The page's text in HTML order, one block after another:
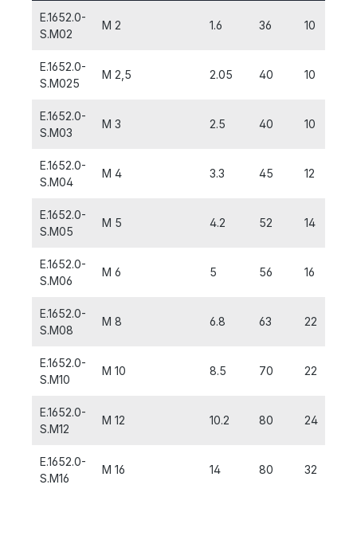
E.1652.0-
S.M02
M 2 1.6 36 10
E.1652.0-
S.M025
M 2,5 2.05 40 10
E.1652.0-
S.M03
M 3 2.5 40 10
E.1652.0-
S.M04
M 4 3.3 45 12
E.1652.0-
S.M05
M 5 4.2 52 14
E.1652.0-
S.M06
M 6 5 56 16
E.1652.0-
S.M08
M 8 6.8 63 22
E.1652.0-
S.M10
M 10 8.5 70 22
E.1652.0-
S.M12
M 12 10.2 80 24
E.1652.0-
S.M16
M 16 14 80 32